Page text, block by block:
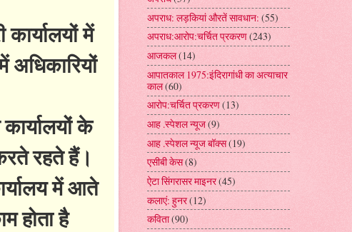
में
के
रहते हैं।
में आते
होता है
अपराध: लड़कियां औरतें सावधान: (55)
अपराध:आरोप:चर्चित प्रकरण(243)
आजकल(14)
आपातकाल 1975:इंदिरागांधी का अत्याचार
काल(60)
आरोप:चर्चित प्रकरण(13)
आह .स्पेशल न्यूज(9)
आह .स्पेशल न्यूज बॉक्स(19)
एसीबी केस(8)
ऐटा सिंगरासर माइनर(45)
कलाएं: हुनर(12)
कविता(90)